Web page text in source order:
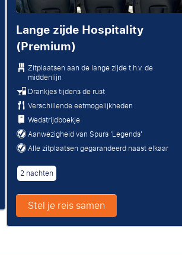
Lange zijde Hospitality
(Premium)
Zitplaatsen aan de lange zijde t.h.v. de
middenlijn
Drankjes tijdens de rust
Verschillende eetmogelijkheden
Wedstrijdboekje
Aanwezigheid van Spurs 'Legends'
Alle zitplaatsen gegarandeerd naast elkaar
2 nachten
Stel je reis samen